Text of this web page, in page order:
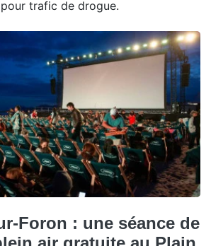
trafic de drogue.
Foron : une séance de